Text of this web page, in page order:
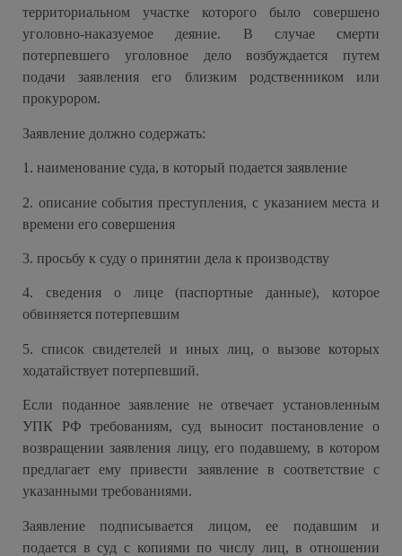
территориальном участке которого было совершено
уголовно-наказуемое деяние. В случае смерти
потерпевшего уголовное дело возбуждается путем
подачи заявления его близким родственником или
прокурором.
Заявление должно содержать:
1. наименование суда, в который подается заявление
2. описание события преступления, с указанием места и
времени его совершения
3. просьбу к суду о принятии дела к производству
4. сведения о лице (паспортные данные), которое
обвиняется потерпевшим
5. список свидетелей и иных лиц, о вызове которых
ходатайствует потерпевший.
Если поданное заявление не отвечает установленным
УПК РФ требованиям, суд выносит постановление о
возвращении заявления лицу, его подавшему, в котором
предлагает ему привести заявление в соответствие с
указанными требованиями.
Заявление подписывается лицом, ее подавшим и
подается в суд с копиями по числу лиц, в отношении